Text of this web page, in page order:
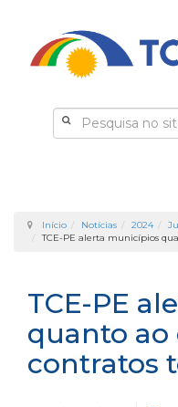
Início Notícias 2024
TCE-PE alerta municípios
TCE-PE
quanto ao
contratos